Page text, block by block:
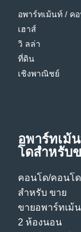
อพาร์ทเม้นท์ / ค
เฮาส์
วิ ลล่า
ที่ดิน
เชิงพาณิชย์
อพาร์ทเม้
โดสําหรับ
คอนโด/คอนโ
สําหรับ ขาย
ขายอพาร์ทเม้
2 ห้องนอน